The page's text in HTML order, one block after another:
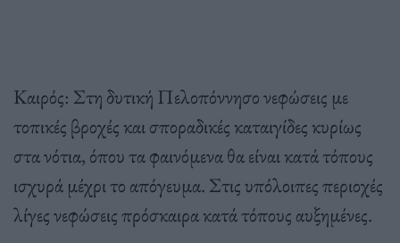
Καιρός: Στη δυτική Πελοπόννησο νεφώσεις με
τοπικές βροχές και σποραδικές καταιγίδες κυρίως
στα νότια, όπου τα φαινόμενα θα είναι κατά τόπους
ισχυρά μέχρι το απόγευμα. Στις υπόλοιπες περιοχές
λίγες νεφώσεις πρόσκαιρα κατά τόπους αυξημένες.